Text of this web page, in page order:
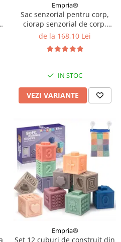
Empria®
Sac senzorial pentru corp,
ciorap senzorial de corp,
Albastru, Diverse marimi
de la 168,10 Lei
IN STOC
VEZI VARIANTE
Empria®
Set 12 cuburi de construit din